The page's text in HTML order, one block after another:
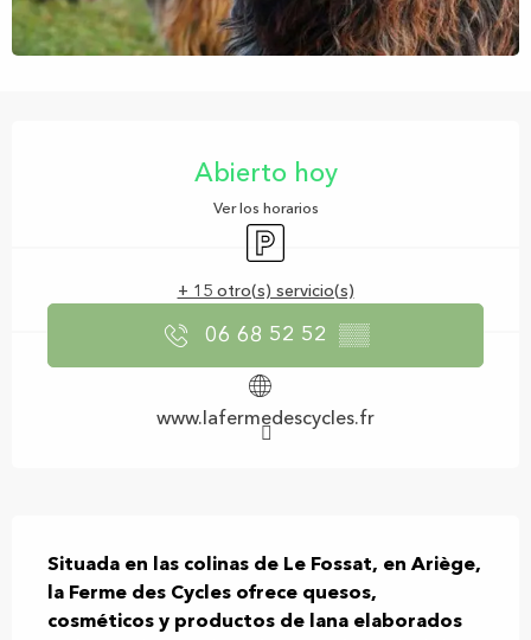
Abierto hoy
Ver los horarios
Aparcamiento
+ 15 otro(s) servicio(s)
06 68 52 52 ▒▒
www.lafermedescycles.fr
Situada en las colinas de Le Fossat, en Ariège,
la Ferme des Cycles ofrece quesos,
cosméticos y productos de lana elaborados